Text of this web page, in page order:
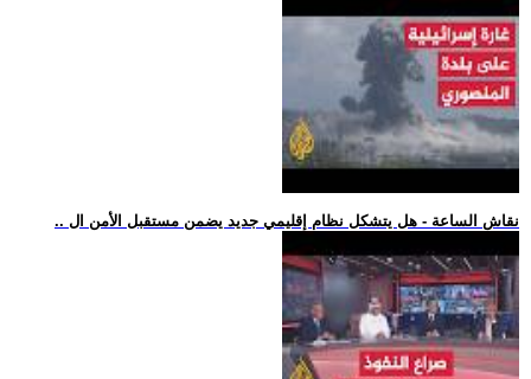
.. نقاش الساعة - هل يتشكل نظام إقليمي جديد يضمن مستقبل الأمن ال